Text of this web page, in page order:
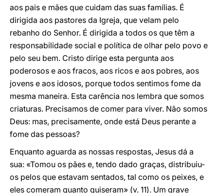
aos pais e mães que cuidam das suas famílias. É
dirigida aos pastores da Igreja, que velam pelo
rebanho do Senhor. É dirigida a todos os que têm a
responsabilidade social e política de olhar pelo povo e
pelo seu bem. Cristo dirige esta pergunta aos
poderosos e aos fracos, aos ricos e aos pobres, aos
jovens e aos idosos, porque todos sentimos fome da
mesma maneira. Esta carência nos lembra que somos
criaturas. Precisamos de comer para viver. Não somos
Deus: mas, precisamente, onde está Deus perante a
fome das pessoas?
Enquanto aguarda as nossas respostas, Jesus dá a
sua: «Tomou os pães e, tendo dado graças, distribuiu-
os pelos que estavam sentados, tal como os peixes, e
eles comeram quanto quiseram» (v. 11). Um grave